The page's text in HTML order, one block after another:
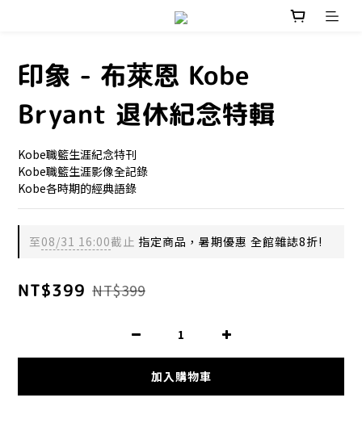
印象 - 布萊恩 Kobe
Bryant 退休紀念特輯
Kobe職籃生涯紀念特刊
Kobe職籃生涯影像全記錄
Kobe各時期的經典語錄
至08/31 16:00截止 指定商品，暑期優惠 全館雜誌8折!
NT$399 NT$399
加入購物車